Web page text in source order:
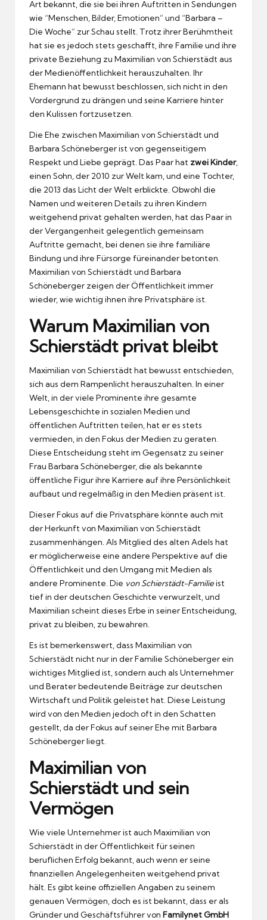
Art bekannt, die sie bei ihren Auftritten in Sendungen
wie “Menschen, Bilder, Emotionen” und “Barbara –
Die Woche” zur Schau stellt. Trotz ihrer Berühmtheit
hat sie es jedoch stets geschafft, ihre Familie und ihre
private Beziehung zu Maximilian von Schierstädt aus
der Medienöffentlichkeit herauszuhalten. Ihr
Ehemann hat bewusst beschlossen, sich nicht in den
Vordergrund zu drängen und seine Karriere hinter
den Kulissen fortzusetzen.
Die Ehe zwischen Maximilian von Schierstädt und
Barbara Schöneberger ist von gegenseitigem
Respekt und Liebe geprägt. Das Paar hat zwei Kinder,
einen Sohn, der 2010 zur Welt kam, und eine Tochter,
die 2013 das Licht der Welt erblickte. Obwohl die
Namen und weiteren Details zu ihren Kindern
weitgehend privat gehalten werden, hat das Paar in
der Vergangenheit gelegentlich gemeinsam
Auftritte gemacht, bei denen sie ihre familiäre
Bindung und ihre Fürsorge füreinander betonten.
Maximilian von Schierstädt und Barbara
Schöneberger zeigen der Öffentlichkeit immer
wieder, wie wichtig ihnen ihre Privatsphäre ist.
Warum Maximilian von
Schierstädt privat bleibt
Maximilian von Schierstädt hat bewusst entschieden,
sich aus dem Rampenlicht herauszuhalten. In einer
Welt, in der viele Prominente ihre gesamte
Lebensgeschichte in sozialen Medien und
öffentlichen Auftritten teilen, hat er es stets
vermieden, in den Fokus der Medien zu geraten.
Diese Entscheidung steht im Gegensatz zu seiner
Frau Barbara Schöneberger, die als bekannte
öffentliche Figur ihre Karriere auf ihre Persönlichkeit
aufbaut und regelmäßig in den Medien präsent ist.
Dieser Fokus auf die Privatsphäre könnte auch mit
der Herkunft von Maximilian von Schierstädt
zusammenhängen. Als Mitglied des alten Adels hat
er möglicherweise eine andere Perspektive auf die
Öffentlichkeit und den Umgang mit Medien als
andere Prominente. Die von Schierstädt-Familieist
tief in der deutschen Geschichte verwurzelt, und
Maximilian scheint dieses Erbe in seiner Entscheidung,
privat zu bleiben, zu bewahren.
Es ist bemerkenswert, dass Maximilian von
Schierstädt nicht nur in der Familie Schöneberger ein
wichtiges Mitglied ist, sondern auch als Unternehmer
und Berater bedeutende Beiträge zur deutschen
Wirtschaft und Politik geleistet hat. Diese Leistung
wird von den Medien jedoch oft in den Schatten
gestellt, da der Fokus auf seiner Ehe mit Barbara
Schöneberger liegt.
Maximilian von
Schierstädt und sein
Vermögen
Wie viele Unternehmer ist auch Maximilian von
Schierstädt in der Öffentlichkeit für seinen
beruflichen Erfolg bekannt, auch wenn er seine
finanziellen Angelegenheiten weitgehend privat
hält. Es gibt keine offiziellen Angaben zu seinem
genauen Vermögen, doch es ist bekannt, dass er als
Gründer und Geschäftsführer von Familynet GmbH